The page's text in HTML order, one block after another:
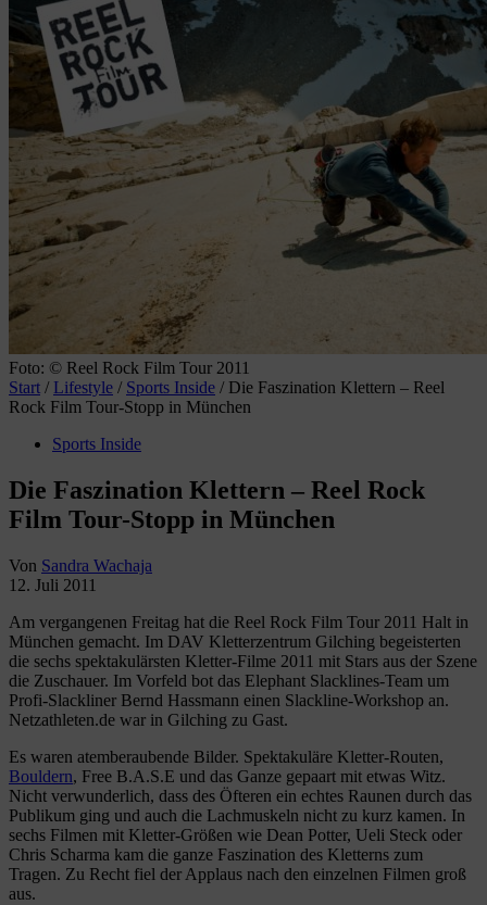
Foto: © Reel Rock Film Tour 2011
Start / Lifestyle / Sports Inside / Die Faszination Klettern – Reel
Rock Film Tour-Stopp in München
Sports Inside
Die Faszination Klettern – Reel Rock
Film Tour-Stopp in München
Von Sandra Wachaja
12. Juli 2011
Am vergangenen Freitag hat die Reel Rock Film Tour 2011 Halt in
München gemacht. Im DAV Kletterzentrum Gilching begeisterten
die sechs spektakulärsten Kletter-Filme 2011 mit Stars aus der Szene
die Zuschauer. Im Vorfeld bot das Elephant Slacklines-Team um
Profi-Slackliner Bernd Hassmann einen Slackline-Workshop an.
Netzathleten.de war in Gilching zu Gast.
Es waren atemberaubende Bilder. Spektakuläre Kletter-Routen,
Bouldern, Free B.A.S.E und das Ganze gepaart mit etwas Witz.
Nicht verwunderlich, dass des Öfteren ein echtes Raunen durch das
Publikum ging und auch die Lachmuskeln nicht zu kurz kamen. In
sechs Filmen mit Kletter-Größen wie Dean Potter, Ueli Steck oder
Chris Scharma kam die ganze Faszination des Kletterns zum
Tragen. Zu Recht fiel der Applaus nach den einzelnen Filmen groß
aus.